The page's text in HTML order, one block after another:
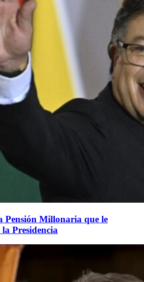
Pensión Millonaria que le
Presidencia